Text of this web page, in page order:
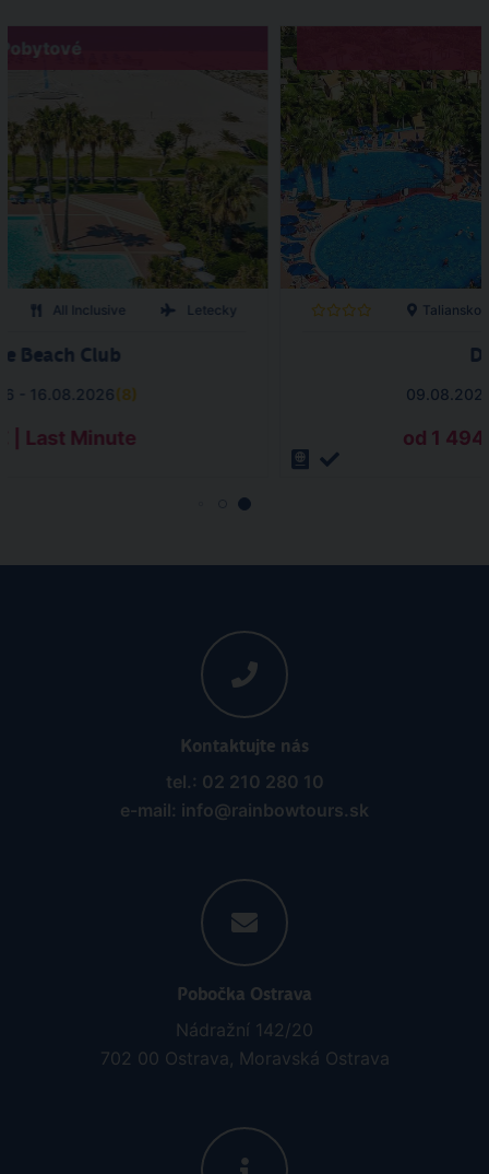
All Inclusive Letecky
Beach Club
- 16.08.2026(8)
| Last Minute
Taliansko
od 1
Kontaktujte nás
tel.: 02 210 280 10
e-mail: info@rainbowtours.sk
Pobočka Ostrava
Nádražní 142/20
702 00 Ostrava, Moravská Ostrava